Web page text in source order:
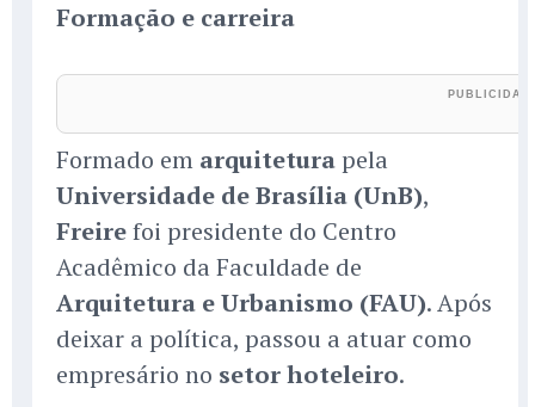
Formação e carreira
Formado em arquitetura pela
Universidade de Brasília (UnB),
Freirefoi presidente do Centro
Acadêmico da Faculdade de
Arquitetura e Urbanismo (FAU). Após
deixar a política, passou a atuar como
empresário no setor hoteleiro.